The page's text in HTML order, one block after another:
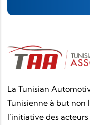
La Tunisian
Tunisienne à but non
l’initiative des